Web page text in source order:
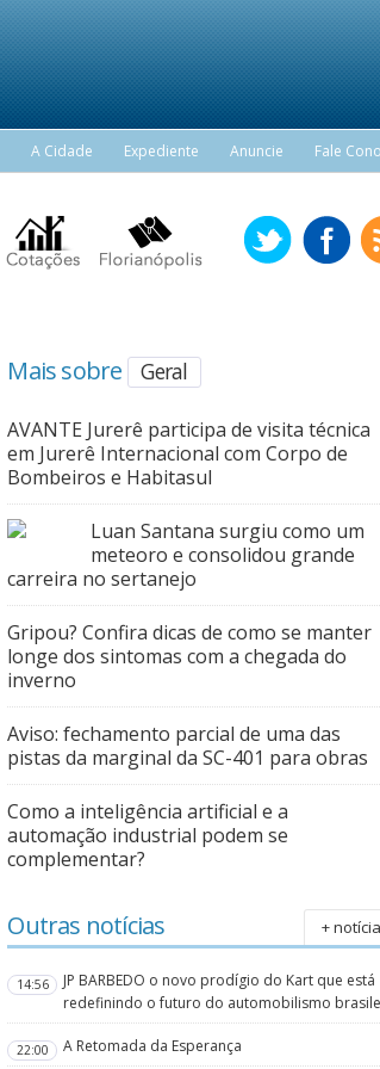
A Cidade Expediente Anuncie Fale
Mais sobre Geral
AVANTE Jurerê participa de visita técnica
em Jurerê Internacional com Corpo de
Bombeiros e Habitasul
Luan Santana surgiu como um
meteoro e consolidou grande
carreira no sertanejo
Gripou? Confira dicas de como se manter
longe dos sintomas com a chegada do
inverno
Aviso: fechamento parcial de uma das
pistas da marginal da SC-401 para obras
Como a inteligência artificial e a
automação industrial podem se
complementar?
Outras notícias +
14:56
JP BARBEDO o novo prodígio do Kart que está
redefinindo o futuro do automobilismo
22:00 A Retomada da Esperança